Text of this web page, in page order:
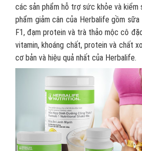
các sản phẩm hỗ trợ sức khỏe và kiểm
phẩm giảm cân của Herbalife gồm
F1, đạm protein và trà thảo mộc cô
vitamin, khoáng chất, protein và chất
cơ bản và hiệu quả nhất của Herbalife.